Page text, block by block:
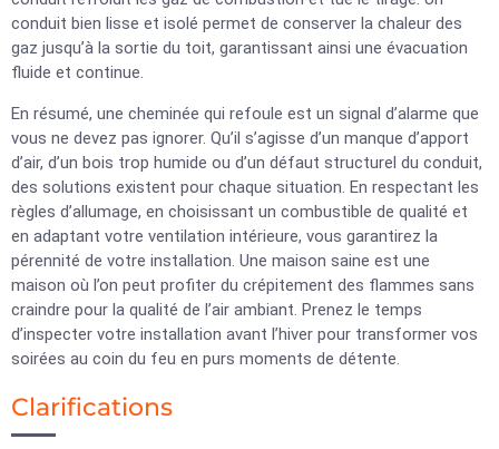
conduit bien lisse et isolé permet de conserver la chaleur des
gaz jusqu’à la sortie du toit, garantissant ainsi une évacuation
fluide et continue.
En résumé, une cheminée qui refoule est un signal d’alarme que
vous ne devez pas ignorer. Qu’il s’agisse d’un manque d’apport
d’air, d’un bois trop humide ou d’un défaut structurel du conduit,
des solutions existent pour chaque situation. En respectant les
règles d’allumage, en choisissant un combustible de qualité et
en adaptant votre ventilation intérieure, vous garantirez la
pérennité de votre installation. Une maison saine est une
maison où l’on peut profiter du crépitement des flammes sans
craindre pour la qualité de l’air ambiant. Prenez le temps
d’inspecter votre installation avant l’hiver pour transformer vos
soirées au coin du feu en purs moments de détente.
Clarifications